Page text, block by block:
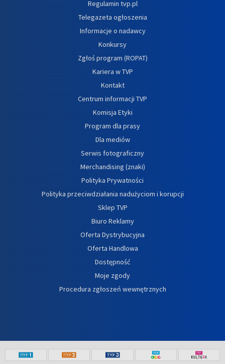
Regulamin tvp.pl
Telegazeta ogłoszenia
Informacje o nadawcy
Konkursy
Zgłoś program (ROPAT)
Kariera w TVP
Kontakt
Centrum informacji TVP
Komisja Etyki
Program dla prasy
Dla mediów
Serwis fotograficzny
Merchandising (znaki)
Polityka Prywatności
Polityka przeciwdziałania nadużyciom i korupcji
Sklep TVP
Biuro Reklamy
Oferta Dystrybucyjna
Oferta Handlowa
Dostępność
Moje zgody
Procedura zgłoszeń wewnętrznych